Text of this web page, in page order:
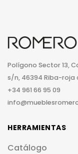
Polígono Sector 13,
s/n, 46394 Riba-roja
+34 961 66 95 09
HERRAMIENTAS
Catálogo